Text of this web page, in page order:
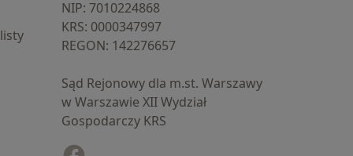
NIP: ⁠7010224868
KRS: ⁠0000347997
REGON: ⁠142276657
Sąd Rejonowy dla m.st. Warszawy
w Warszawie XII Wydział
Gospodarczy KRS